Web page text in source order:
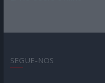
SEGUE-NOS